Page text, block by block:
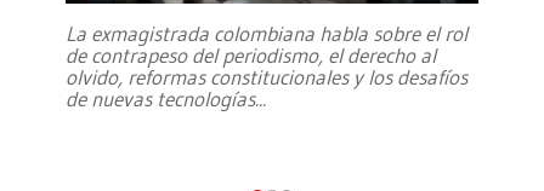
La exmagistrada colombiana habla sobre el rol
de contrapeso del periodismo, el derecho al
olvido, reformas constitucionales y los desafíos
de nuevas tecnologías...